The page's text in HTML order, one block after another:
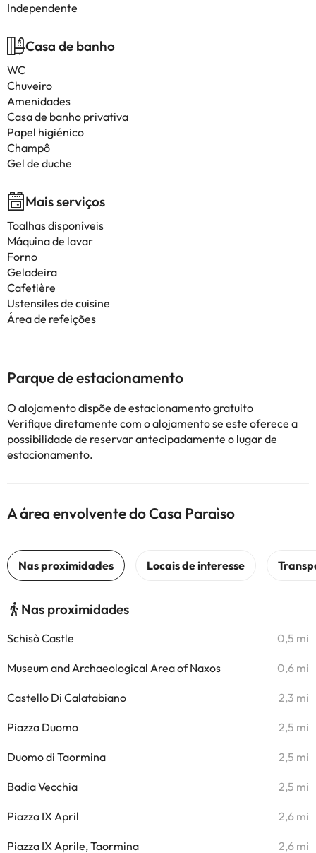
Independente
Casa de banho
WC
Chuveiro
Amenidades
Casa de banho privativa
Papel higiénico
Champô
Gel de duche
Mais serviços
Toalhas disponíveis
Máquina de lavar
Forno
Geladeira
Cafetière
Ustensiles de cuisine
Área de refeições
Parque de estacionamento
O alojamento dispõe de estacionamento gratuito
Verifique diretamente com o alojamento se este oferece a
possibilidade de reservar antecipadamente o lugar de
estacionamento.
A área envolvente do Casa Paraìso
Nas proximidades
Schisò Castle 0,5 mi
Museum and Archaeological Area of Naxos 0,6 mi
Castello Di Calatabiano 2,3 mi
Piazza Duomo 2,5 mi
Duomo di Taormina 2,5 mi
Badia Vecchia 2,5 mi
Piazza IX April 2,6 mi
Piazza IX Aprile, Taormina 2,6 mi